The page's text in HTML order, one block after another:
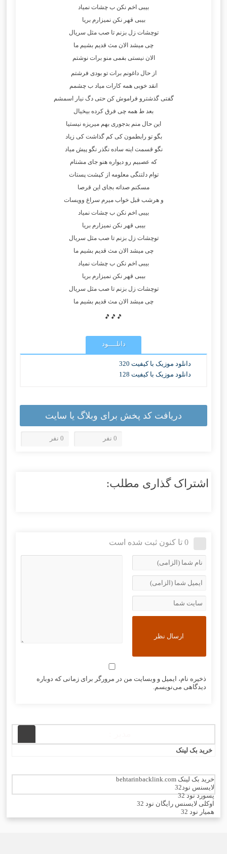
بیبی اخم نکن ب چشات نمیاد
بیبی قهر نکن نمیزارم بریا
توچشات زل بزنم تا صب مثل سریال
چی میشد الان مث قدیم بشیم ما
الان نیستی بفمی منو برات نوشتم
از حال داغونم برات تو بودی فرشتم
انقد خوبی همه کارات میاد ب چشمم
گفتی گذشترو فراموش کن حتی دگ نیار اسمشم
بعد ط همه چی فرق کرده بیخیال
این حال منم بدجوری بهم میریزه نیستیا
بگو تو رابطمون کی کم گذاشت کی زیاد
نگو قسمت اینه ساده نگذر نگو پیش میاد
که عصبیم رو دیواره هنو جای مشتام
توام دلتنگی معلومه از کپشت پستات
مسکنم صداته بجای این قرصا
و هرشب قبل خواب میرم سراغ وویسات
بیبی اخم نکن ب چشات نمیاد
بیبی قهر نکن نمیزارم بریا
توچشات زل بزنم تا صب مثل سریال
چی میشد الان مث قدیم بشیم ما
بیبی اخم نکن ب چشات نمیاد
بیبی قهر نکن نمیزارم بریا
توچشات زل بزنم تا صب مثل سریال
چی میشد الان مث قدیم بشیم ما
🎵🎵🎵
دانلــــود
دانلود موزیک با کیفیت 320
دانلود موزیک با کیفیت 128
دریافت کد پخش برای وبلاگ یا سایت
0 نفر 0 نفر
اشتراک گذاری مطلب:
0 تا کنون ثبت شده است
ذخیره نام، ایمیل و وبسایت من در مرورگر برای زمانی که دوباره
دیدگاهی می‌نویسم.
خرید بک لینک
خرید بک لینک behtarinbacklink.com
لایسنس نود32
پسورد نود 32
اوکلی لایسنس رایگان نود 32
همیار نود 32
بهترین سئو